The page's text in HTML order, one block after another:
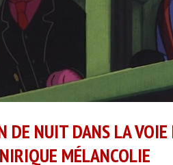
DE NUIT DANS LA VOIE
MÉLANCOLIE